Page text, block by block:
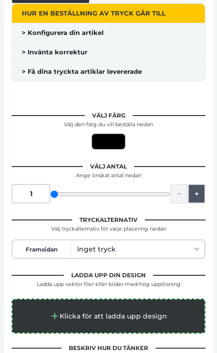
HUR EN BESTÄLLNING AV TRYCK GÅR TILL
> Konfigurera din artikel
> Invänta korrektur
> Få dina tryckta artiklar levererade
VÄLJ FÄRG
Välj den färg du vill beställa nedan
VÄLJ ANTAL
Ange önskat antal nedan
− +
TRYCKALTERNATIV
Välj tryckalternativ för varje placering nedan
Framsidan
LADDA UPP DIN DESIGN
Ladda upp vektor filer eller bilder med hög upplösning
Klicka för att ladda upp design
BESKRIV HUR DU TÄNKER